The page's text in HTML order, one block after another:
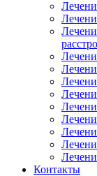
Контакты